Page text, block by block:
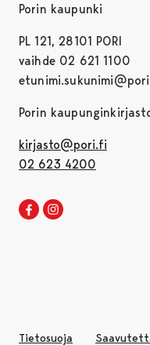
Porin kaupunki
PL 121, 28101 PORI
vaihde 02 621 1100
Porin
kirjasto@pori.fi
02 623 4200
Porin kirjaston
Avautuu uudessa
Tietosuoja